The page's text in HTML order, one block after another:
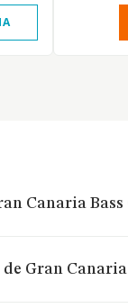
Canaria
Gran